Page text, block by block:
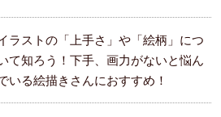
ラストの「上手さ」や「絵柄」につ
て知ろう！下手、画力がないと悩ん
いる絵描きさんにおすすめ！